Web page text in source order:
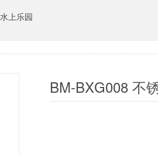
上乐园
BM-BXG008 不